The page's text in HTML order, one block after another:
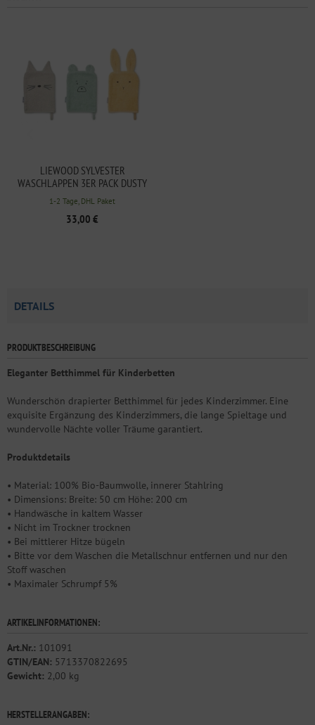
LIEWOOD SYLVESTER
WASCHLAPPEN 3ER PACK DUSTY
MINT MULTI MIX
1-2 Tage, DHL Paket
33,00 €
DETAILS
PRODUKTBESCHREIBUNG
Eleganter Betthimmel für Kinderbetten
Wunderschön drapierter Betthimmel für jedes Kinderzimmer. Eine
exquisite Ergänzung des Kinderzimmers, die lange Spieltage und
wundervolle Nächte voller Träume garantiert.
Produktdetails
• Material: 100% Bio-Baumwolle, innerer Stahlring
• Dimensions: Breite: 50 cm Höhe: 200 cm
• Handwäsche in kaltem Wasser
• Nicht im Trockner trocknen
• Bei mittlerer Hitze bügeln
• Bitte vor dem Waschen die Metallschnur entfernen und nur den
Stoff waschen
• Maximaler Schrumpf 5%
ARTIKELINFORMATIONEN:
Art.Nr.: 101091
GTIN/EAN: 5713370822695
Gewicht: 2,00 kg
HERSTELLERANGABEN: